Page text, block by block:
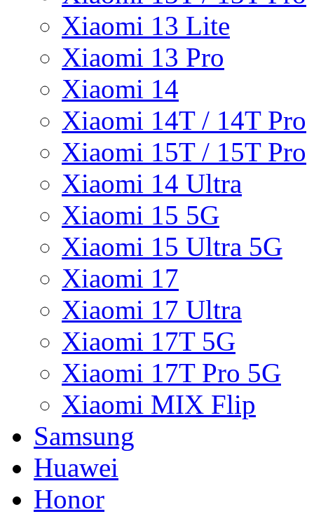
Xiaomi 13 Lite
Xiaomi 13 Pro
Xiaomi 14
Xiaomi 14T / 14T Pro
Xiaomi 15T / 15T Pro
Xiaomi 14 Ultra
Xiaomi 15 5G
Xiaomi 15 Ultra 5G
Xiaomi 17
Xiaomi 17 Ultra
Xiaomi 17T 5G
Xiaomi 17T Pro 5G
Xiaomi MIX Flip
Samsung
Huawei
Honor